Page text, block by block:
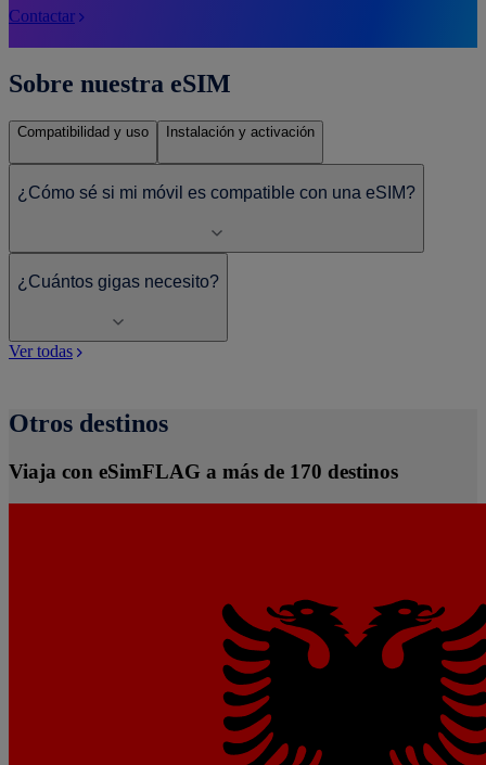
Contactar
Sobre nuestra eSIM
Compatibilidad y uso Instalación y activación
¿Cómo sé si mi móvil es compatible con una eSIM?
¿Cuántos gigas necesito?
Ver todas
Otros destinos
Viaja con eSimFLAG a más de 170 destinos